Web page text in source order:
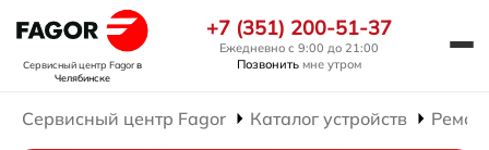
Сервисный центр Fagorв
Челябинске
+7 (351) 200-51-37
Ежедневно с 9:00 до 21:00
Позвонить мне утром
Сервисный центр Fagor Каталог устройств